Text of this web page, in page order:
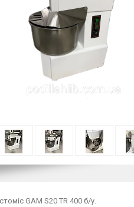
GAM S20 TR 400 б/у.